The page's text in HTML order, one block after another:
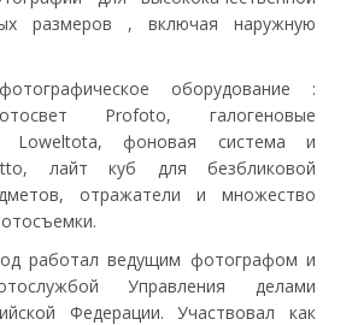
размеров , включая наружную
оборудование :
Profoto, галогеновые
Loweltota, фоновая система и
лайт куб для безбликовой
отражатели и множество
работал ведущим фотографом и
Управления делами
Федерации. Участвовал как